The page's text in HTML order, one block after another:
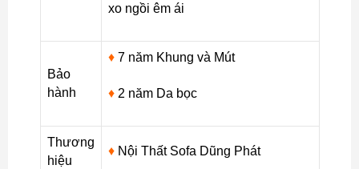
xo ngồi êm ái
Bảo
hành
♦ 7 năm Khung và Mút
♦ 2 năm Da bọc
Thương
hiệu
♦ Nội Thất Sofa Dũng Phát